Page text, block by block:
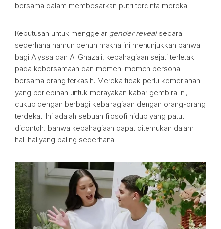
bersama dalam membesarkan putri tercinta mereka.
Keputusan untuk menggelar gender revealsecara
sederhana namun penuh makna ini menunjukkan bahwa
bagi Alyssa dan Al Ghazali, kebahagiaan sejati terletak
pada kebersamaan dan momen-momen personal
bersama orang terkasih. Mereka tidak perlu kemeriahan
yang berlebihan untuk merayakan kabar gembira ini,
cukup dengan berbagi kebahagiaan dengan orang-orang
terdekat. Ini adalah sebuah filosofi hidup yang patut
dicontoh, bahwa kebahagiaan dapat ditemukan dalam
hal-hal yang paling sederhana.